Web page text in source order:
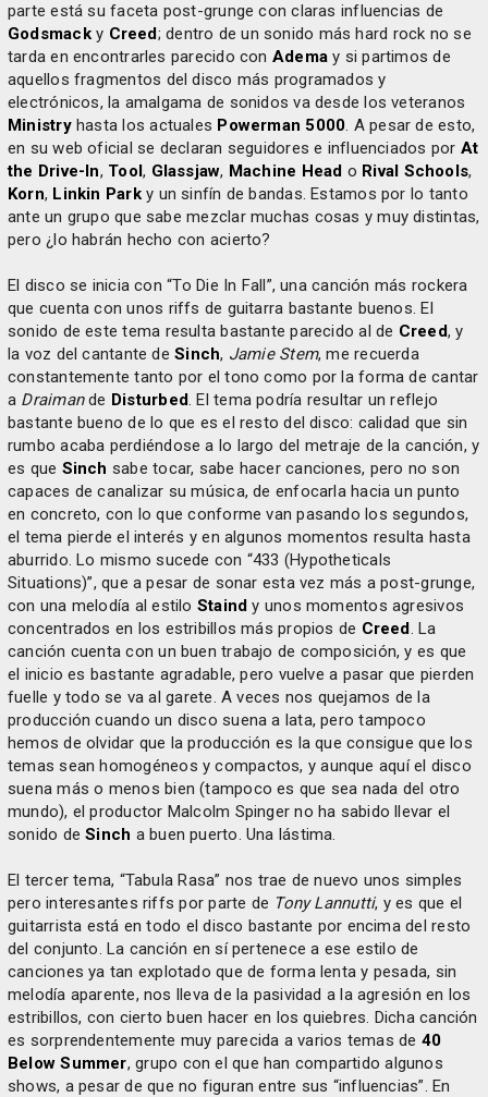
parte está su faceta post-grunge con claras influencias de
Godsmacky Creed; dentro de un sonido más hard rock no se
tarda en encontrarles parecido con Adema y si partimos de
aquellos fragmentos del disco más programados y
electrónicos, la amalgama de sonidos va desde los veteranos
Ministryhasta los actuales Powerman 5000. A pesar de esto,
en su web oficial se declaran seguidores e influenciados por At
the Drive-In, Tool, Glassjaw, Machine Head o Rival Schools,
Korn, Linkin Parky un sinfín de bandas. Estamos por lo tanto
ante un grupo que sabe mezclar muchas cosas y muy distintas,
pero ¿lo habrán hecho con acierto?
El disco se inicia con “To Die In Fall”, una canción más rockera
que cuenta con unos riffs de guitarra bastante buenos. El
sonido de este tema resulta bastante parecido al de Creed, y
la voz del cantante deSinch, Jamie Stem, me recuerda
constantemente tanto por el tono como por la forma de cantar
a Draimande Disturbed. El tema podría resultar un reflejo
bastante bueno de lo que es el resto del disco: calidad que sin
rumbo acaba perdiéndose a lo largo del metraje de la canción, y
es que Sinch sabe tocar, sabe hacer canciones, pero no son
capaces de canalizar su música, de enfocarla hacia un punto
en concreto, con lo que conforme van pasando los segundos,
el tema pierde el interés y en algunos momentos resulta hasta
aburrido. Lo mismo sucede con “433 (Hypotheticals
Situations)”, que a pesar de sonar esta vez más a post-grunge,
con una melodía al estilo Staind y unos momentos agresivos
concentrados en los estribillos más propios de Creed. La
canción cuenta con un buen trabajo de composición, y es que
el inicio es bastante agradable, pero vuelve a pasar que pierden
fuelle y todo se va al garete. A veces nos quejamos de la
producción cuando un disco suena a lata, pero tampoco
hemos de olvidar que la producción es la que consigue que los
temas sean homogéneos y compactos, y aunque aquí el disco
suena más o menos bien (tampoco es que sea nada del otro
mundo), el productor Malcolm Spinger no ha sabido llevar el
sonido deSinch a buen puerto. Una lástima.
El tercer tema, “Tabula Rasa” nos trae de nuevo unos simples
pero interesantes riffs por parte de Tony Lannutti, y es que el
guitarrista está en todo el disco bastante por encima del resto
del conjunto. La canción en sí pertenece a ese estilo de
canciones ya tan explotado que de forma lenta y pesada, sin
melodía aparente, nos lleva de la pasividad a la agresión en los
estribillos, con cierto buen hacer en los quiebres. Dicha canción
es sorprendentemente muy parecida a varios temas de 40
Below Summer, grupo con el que han compartido algunos
shows, a pesar de que no figuran entre sus “influencias”. En